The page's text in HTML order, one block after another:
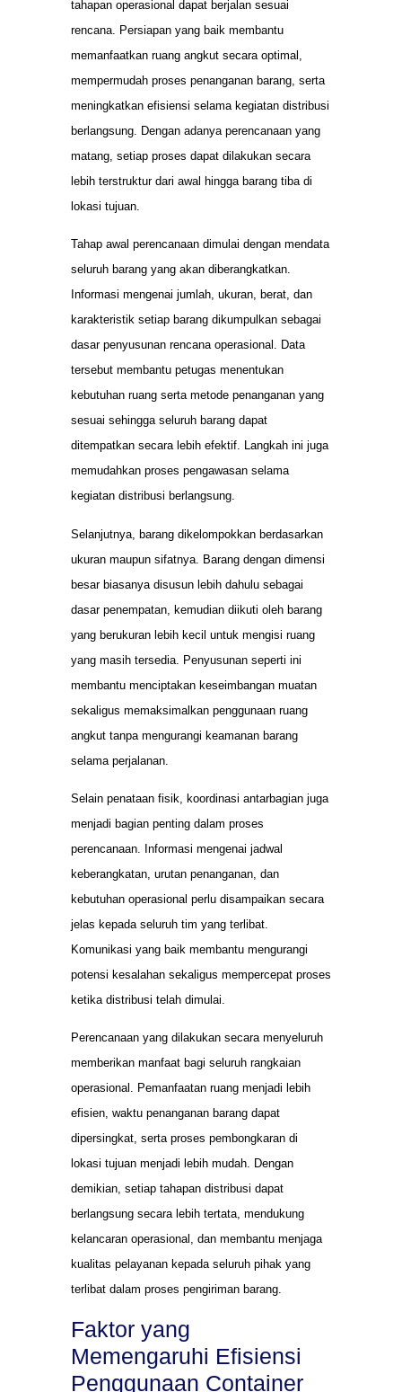
tahapan operasional dapat berjalan sesuai
rencana. Persiapan yang baik membantu
memanfaatkan ruang angkut secara optimal,
mempermudah proses penanganan barang, serta
meningkatkan efisiensi selama kegiatan distribusi
berlangsung. Dengan adanya perencanaan yang
matang, setiap proses dapat dilakukan secara
lebih terstruktur dari awal hingga barang tiba di
lokasi tujuan.
Tahap awal perencanaan dimulai dengan mendata
seluruh barang yang akan diberangkatkan.
Informasi mengenai jumlah, ukuran, berat, dan
karakteristik setiap barang dikumpulkan sebagai
dasar penyusunan rencana operasional. Data
tersebut membantu petugas menentukan
kebutuhan ruang serta metode penanganan yang
sesuai sehingga seluruh barang dapat
ditempatkan secara lebih efektif. Langkah ini juga
memudahkan proses pengawasan selama
kegiatan distribusi berlangsung.
Selanjutnya, barang dikelompokkan berdasarkan
ukuran maupun sifatnya. Barang dengan dimensi
besar biasanya disusun lebih dahulu sebagai
dasar penempatan, kemudian diikuti oleh barang
yang berukuran lebih kecil untuk mengisi ruang
yang masih tersedia. Penyusunan seperti ini
membantu menciptakan keseimbangan muatan
sekaligus memaksimalkan penggunaan ruang
angkut tanpa mengurangi keamanan barang
selama perjalanan.
Selain penataan fisik, koordinasi antarbagian juga
menjadi bagian penting dalam proses
perencanaan. Informasi mengenai jadwal
keberangkatan, urutan penanganan, dan
kebutuhan operasional perlu disampaikan secara
jelas kepada seluruh tim yang terlibat.
Komunikasi yang baik membantu mengurangi
potensi kesalahan sekaligus mempercepat proses
ketika distribusi telah dimulai.
Perencanaan yang dilakukan secara menyeluruh
memberikan manfaat bagi seluruh rangkaian
operasional. Pemanfaatan ruang menjadi lebih
efisien, waktu penanganan barang dapat
dipersingkat, serta proses pembongkaran di
lokasi tujuan menjadi lebih mudah. Dengan
demikian, setiap tahapan distribusi dapat
berlangsung secara lebih tertata, mendukung
kelancaran operasional, dan membantu menjaga
kualitas pelayanan kepada seluruh pihak yang
terlibat dalam proses pengiriman barang.
Faktor yang
Memengaruhi Efisiensi
Penggunaan Container